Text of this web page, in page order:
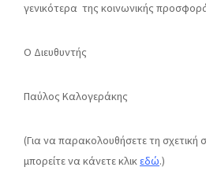
γενικότερα της κοινωνικής
Ο Διευθυντής
Παύλος Καλογεράκης
(Για να παρακολουθήσετε τη σχετική
μπορείτε να κάνετε κλικεδώ.)